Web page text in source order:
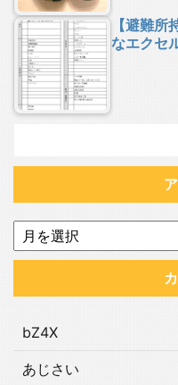
【避難
なエクセ
bZ4X
あじさい